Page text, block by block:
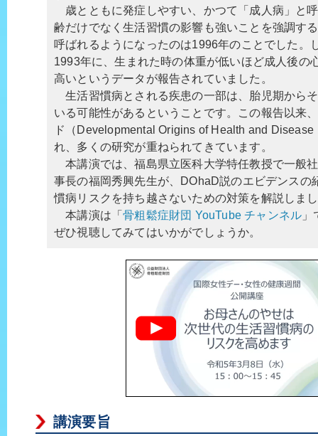
歳とともに発症しやすい、かつて「成人病」と
齢だけでなく生活習慣の影響も強いことを強調す
呼ばれるようになったのは1996年のことでした。
1993年に、生まれた時の体重が低いほど成人後の
高いというデータが報告されていました。
生活習慣病とされる疾患の一部は、胎児期から
いる可能性があるということです。この報告以来
ド（Developmental Origins of Health and
れ、多くの研究が重ねられてきています。
本講演では、福島県立医科大学特任教授で一般
事長の福岡秀興先生が、DOhaD説のエビデンスの
慣病リスクを持ち越さないための対策を解説しま
本講演は「骨粗鬆症財団 YouTube チャンネル
ぜひ視聴してみてはいかがでしょうか。
講演要旨